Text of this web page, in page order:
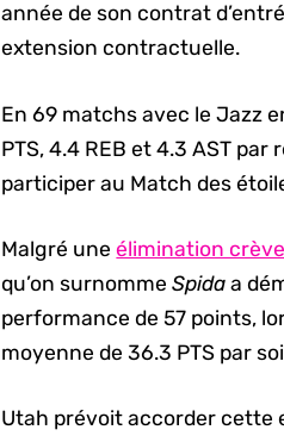
année de son contrat
extension contractuelle.
En 69 matchs avec le Jazz
PTS, 4.4 REB et 4.3 AST
participer au Match des
Malgré uneélimination
qu’on surnommeSpida a
performance de 57 points,
moyenne de 36.3 PTS par
Utah prévoit accorder cette